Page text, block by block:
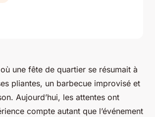
une fête de quartier se résumait à
pliantes, un barbecue improvisé et
Aujourd’hui, les attentes ont
compte autant que l’événement